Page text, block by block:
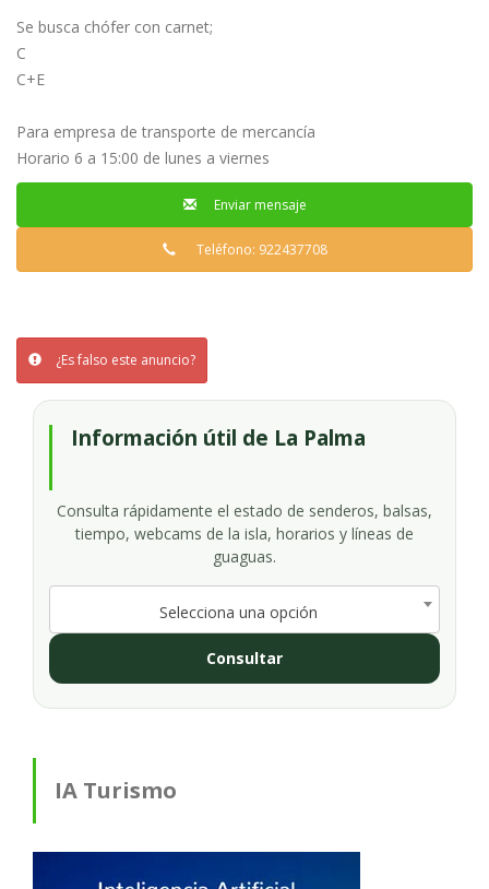
Se busca chófer con carnet;
C
C+E
Para empresa de transporte de mercancía
Horario 6 a 15:00 de lunes a viernes
Enviar mensaje
Teléfono: 922437708
¿Es falso este anuncio?
Información útil de La Palma
Consulta rápidamente el estado de senderos, balsas,
tiempo, webcams de la isla, horarios y líneas de
guaguas.
Selecciona una opción
Consultar
IA Turismo